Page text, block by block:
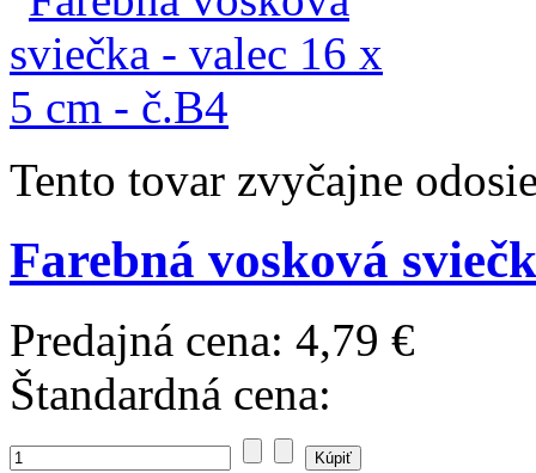
Tento tovar zvyčajne
Farebná vosková
Predajná cena: 4,79 €
Štandardná cena: